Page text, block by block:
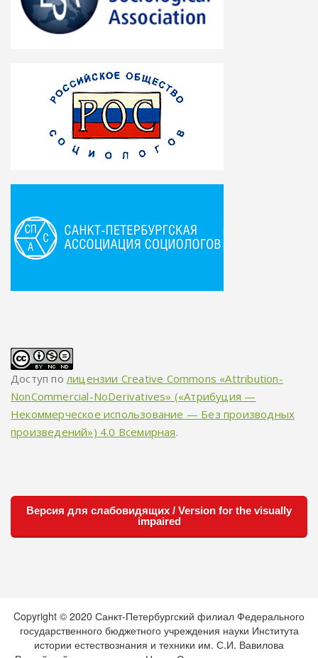
Доступ по лицензии Creative Commons «Attribution-
NonCommercial-NoDerivatives» («Атрибуция —
Некоммерческое использование — Без производных
произведений») 4.0 Всемирная.
Версия для слабовидящих / Version for the visually
impaired
Copyright © 2020 Санкт-Петербургский филиал Федерального
государственного бюджетного учреждения науки Института
истории естествознания и техники им. С.И. Вавилова